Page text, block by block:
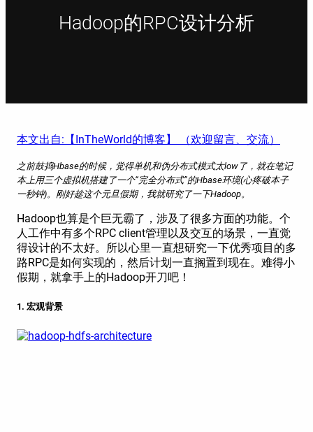
Hadoop的RPC设计分析
本文出自:【InTheWorld的博客】 （欢迎留言、交流）
之前鼓捣Hbase的时候，觉得单机和伪分布式模式太low了，就在笔记
本上用三个虚拟机搭建了一个“完全分布式”的Hbase环境(心疼破本子
一秒钟)。刚好趁这个元旦假期，我就研究了一下Hadoop。
Hadoop也算是个巨无霸了，涉及了很多方面的功能。个
人工作中有多个RPC client管理以及交互的场景，一直觉
得设计的不太好。所以心里一直想研究一下优秀项目的多
路RPC是如何实现的，然后计划一直搁置到现在。难得小
假期，就拿手上的Hadoop开刀吧！
1. 宏观背景